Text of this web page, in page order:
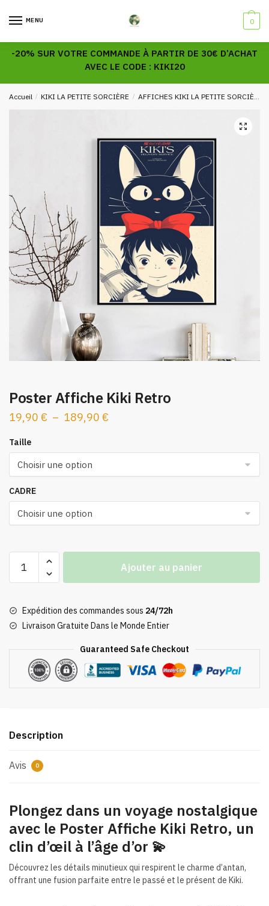
MENU 0
-20% SUR VOTRE COMMANDE À PARTIR DE 30€ D’ACHAT
AVEC LE CODE : KIKI20
Accueil / KIKI LA PETITE SORCIÈRE / AFFICHES KIKI LA PETITE SORCIÈRE
🔍
Poster Affiche Kiki Retro
19,90 € – 189,90 €Plage
Taille
CADRE
Kiki
Retro
Ajouter au panier
Expédition des commandes sous 24/72h
Livraison Gratuite Dans le Monde Entier
Guaranteed Safe Checkout
Description
Avis 0
Plongez dans un voyage nostalgique
avec le Poster Affiche Kiki Retro, un
clin d’œil à l’âge d’or 💫
Découvrez les détails minutieux qui respirent le charme d’antan,
offrant une fusion parfaite entre le passé et le présent de Kiki.